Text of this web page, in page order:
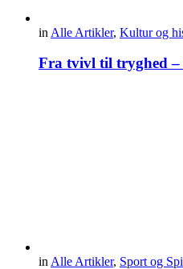
in Alle Artikler, Kultur og
Fra tvivl til tryghed –
in Alle Artikler, Sport og